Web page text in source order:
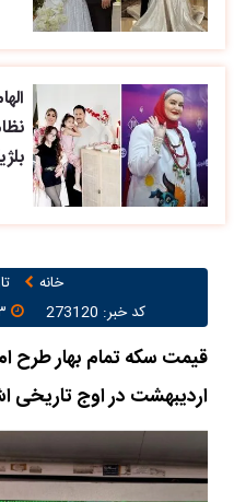
خانه
کد خبر: 273120
اردیبهشت در اوج تاریخی